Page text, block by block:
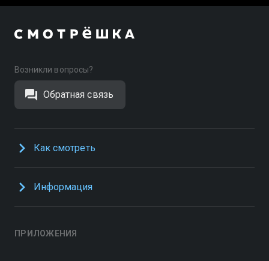
Возникли вопросы?
Обратная связь
Как смотреть
Информация
ПРИЛОЖЕНИЯ